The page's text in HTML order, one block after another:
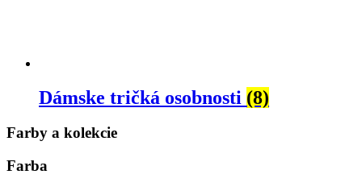
Dámske tričká osobnosti (8)
Farby a kolekcie
Farba